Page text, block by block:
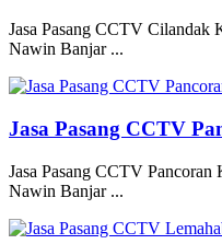
Jasa Pasang CCTV Cilandak
Nawin Banjar ...
Jasa Pasang CCTV
Jasa Pasang CCTV Pancoran
Nawin Banjar ...